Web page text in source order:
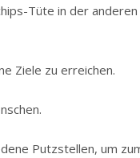
Tüte in der anderen
Ziele zu erreichen.
Putzstellen, um